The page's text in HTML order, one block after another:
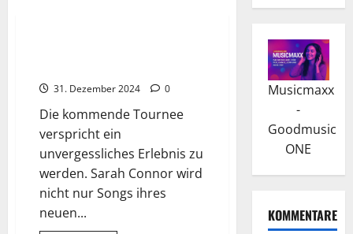
31. Dezember 2024 0
Die kommende Tournee
verspricht ein
unvergessliches Erlebnis zu
werden. Sarah Connor wird
nicht nur Songs ihres
neuen...
Musicmaxx
-
Goodmusic
ONE
KOMMENTARE